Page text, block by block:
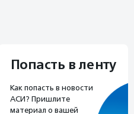
Попасть в ленту
Как попасть в новости
АСИ? Пришлите
материал о вашей